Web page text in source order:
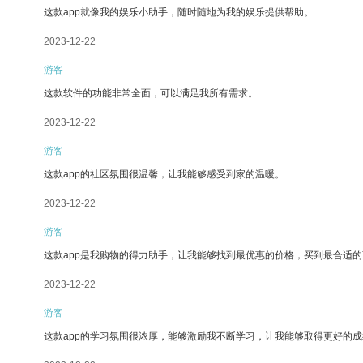
这款app就像我的娱乐小助手，随时随地为我的娱乐提供帮助。
2023-12-22
游客
这款软件的功能非常全面，可以满足我所有需求。
2023-12-22
游客
这款app的社区氛围很温馨，让我能够感受到家的温暖。
2023-12-22
游客
这款app是我购物的得力助手，让我能够找到最优惠的价格，买到最合适的
2023-12-22
游客
这款app的学习氛围很浓厚，能够激励我不断学习，让我能够取得更好的成